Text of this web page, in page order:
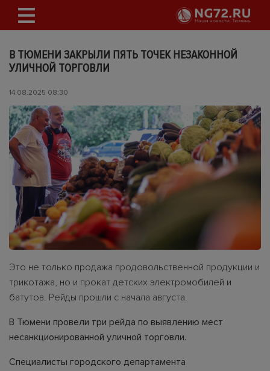
В ТЮМЕНИ ЗАКРЫЛИ ПЯТЬ ТОЧЕК НЕЗАКОННОЙ
УЛИЧНОЙ ТОРГОВЛИ
14.08.2025 08:30
Это не только продажа продовольственной продукции и
трикотажа, но и прокат детских электромобилей и
батутов. Рейды прошли с начала августа.
В Тюмени провели три рейда по выявлению мест
несанкционированной уличной торговли.
Специалисты городского департамента